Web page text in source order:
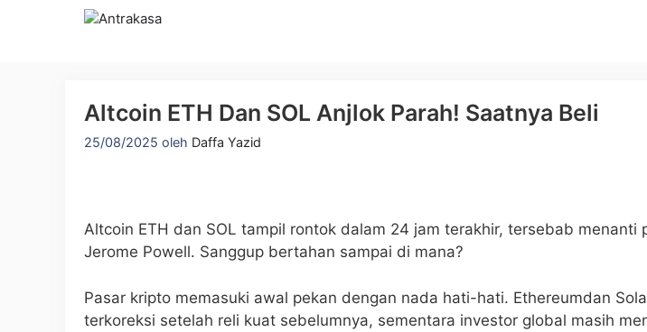
Altcoin ETH Dan SOL Anjlok Parah! Saatnya Beli
25/08/2025 oleh Daffa Yazid
Altcoin ETH dan SOL tampil rontok dalam 24 jam terakhir, tersebab menanti
Jerome Powell. Sanggup bertahan sampai di mana?
Pasar kripto memasuki awal pekan dengan nada hati-hati. Ethereumdan
terkoreksi setelah reli kuat sebelumnya, sementara investor global masih